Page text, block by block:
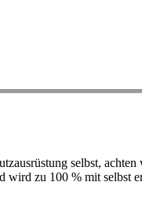
selbst,
zu 100 % mit selbst